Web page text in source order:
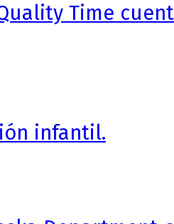
Time
infantil.